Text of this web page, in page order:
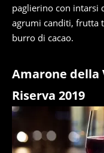
paglierino con intarsi
agrumi canditi, frutta
burro di cacao.
Amarone della
Riserva 2019